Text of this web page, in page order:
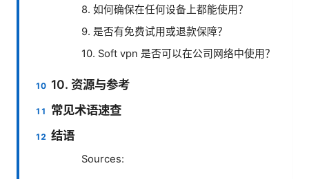
8. 如何确保在任何设备上都能使用？
9. 是否有免费试用或退款保障？
10. Soft vpn 是否可以在公司网络中使用？
10. 资源与参考
常见术语速查
结语
Sources: